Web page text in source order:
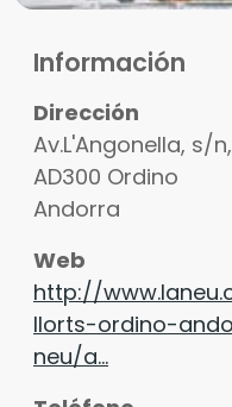
Información
Dirección
Av.L'Angonella, s/
AD300 Ordino
Andorra
Web
http://
llorts-ordino-
neu/a…